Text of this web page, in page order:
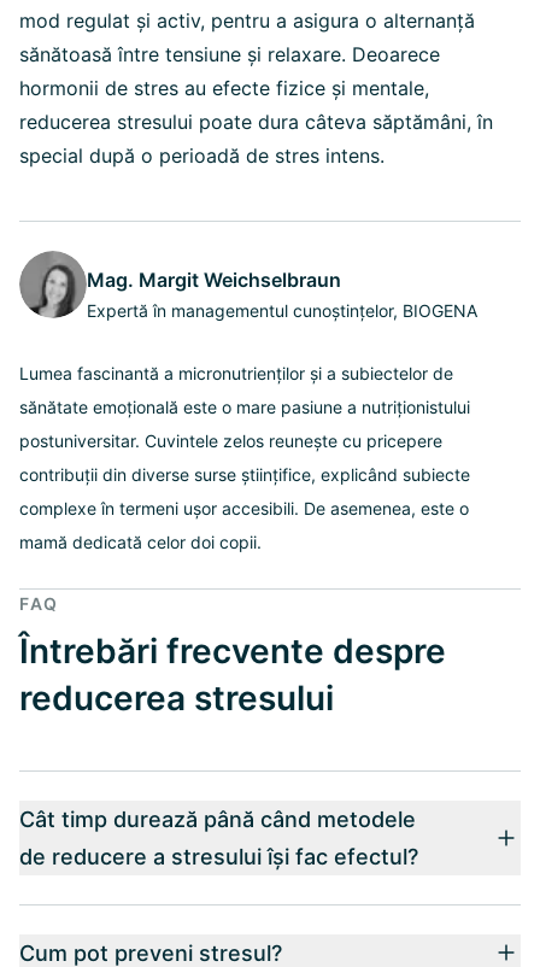
mod regulat și activ, pentru a asigura o alternanță
sănătoasă între tensiune și relaxare. Deoarece
hormonii de stres au efecte fizice și mentale,
reducerea stresului poate dura câteva săptămâni, în
special după o perioadă de stres intens.
Mag. Margit Weichselbraun
Expertă în managementul cunoștințelor, BIOGENA
Lumea fascinantă a micronutrienților și a subiectelor de
sănătate emoțională este o mare pasiune a nutriționistului
postuniversitar. Cuvintele zelos reunește cu pricepere
contribuții din diverse surse științifice, explicând subiecte
complexe în termeni ușor accesibili. De asemenea, este o
mamă dedicată celor doi copii.
FAQ
Întrebări frecvente despre
reducerea stresului
Cât timp durează până când metodele
de reducere a stresului își fac efectul?
Cum pot preveni stresul?